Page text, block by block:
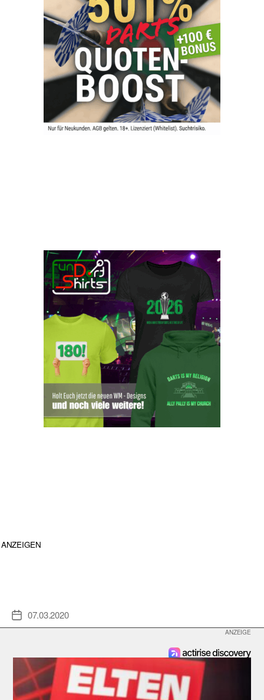
ANZEIGEN
Veröffentlichungsdatum
07.03.2020